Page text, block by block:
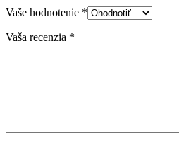
Vaše hodnotenie *
Vaša recenzia *